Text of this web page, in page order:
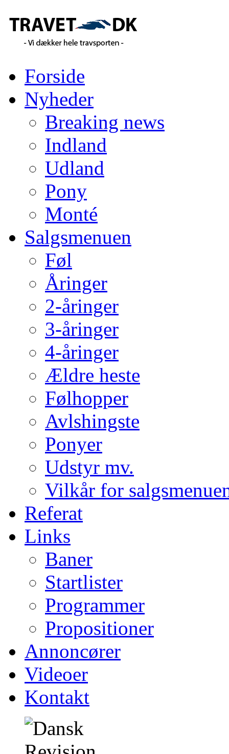
Forside
Nyheder
Breaking news
Indland
Udland
Pony
Monté
Salgsmenuen
Føl
Åringer
2-åringer
3-åringer
4-åringer
Ældre heste
Følhopper
Avlshingste
Ponyer
Udstyr mv.
Vilkår for
Referat
Links
Baner
Startlister
Programmer
Propositioner
Annoncører
Videoer
Kontakt